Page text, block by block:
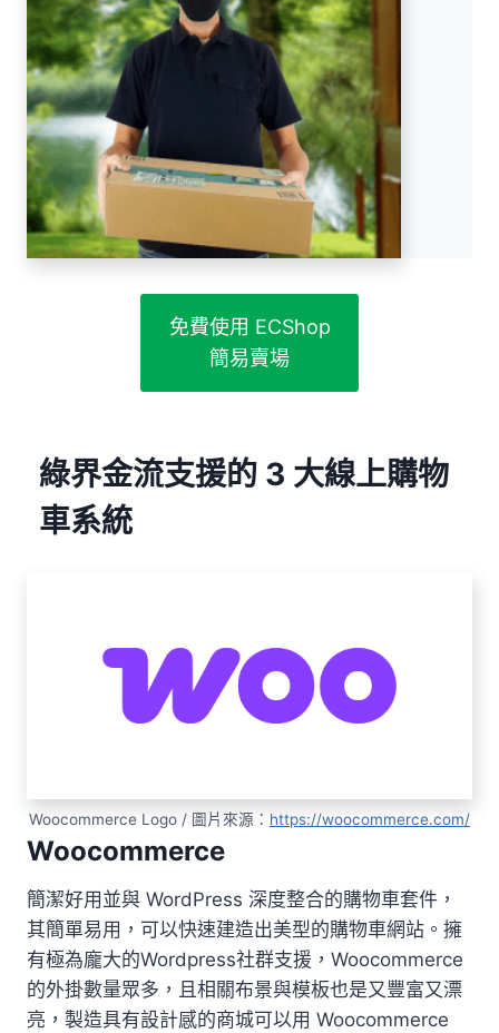
免費使用 ECShop
簡易賣場
綠界金流支援的 3 大線上購物
車系統
Woocommerce Logo / 圖片來源： https://woocommerce.com/
Woocommerce
簡潔好用並與 WordPress 深度整合的購物車套件，
其簡單易用，可以快速建造出美型的購物車網站。擁
有極為龐大的Wordpress社群支援，Woocommerce
的外掛數量眾多，且相關布景與模板也是又豐富又漂
亮，製造具有設計感的商城可以用 Woocommerce